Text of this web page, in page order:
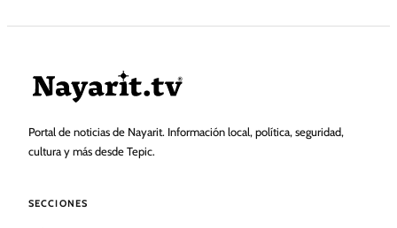
Portal de noticias de Nayarit. Información local, política, seguridad,
cultura y más desde Tepic.
SECCIONES